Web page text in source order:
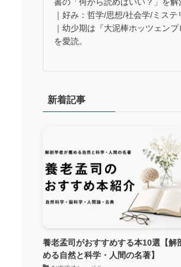
｜好み：哲学/思想/社会学/ミステ
｜幼少期は『大泥棒ホッツェンプ
を愛読。
新着記事
養老孟司がおすすめする本10選【解
める自然と科学・人間の名著】